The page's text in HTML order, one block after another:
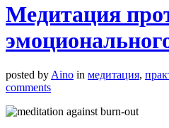
Медитация
posted by Aino in медитация,
comments